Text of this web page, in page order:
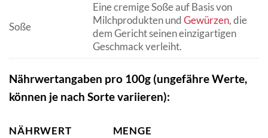
Soße
Eine cremige Soße auf Basis von
Milchprodukten undGewürzen, die
dem Gericht seinen einzigartigen
Geschmack verleiht.
Nährwertangaben pro 100g (ungefähre Werte,
können je nach Sorte variieren):
NÄHRWERT MENGE